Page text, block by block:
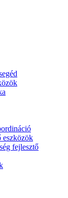
eszközök
fejlesztő